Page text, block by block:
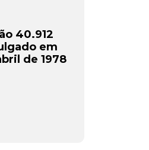
40.912
em
de 1978